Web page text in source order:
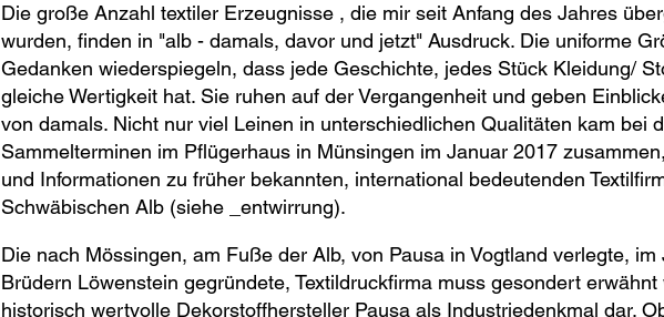
Die große Anzahl textiler Erzeugnisse , die mir seit Anfang des Jahres
wurden, finden in "alb - damals, davor und jetzt" Ausdruck. Die uniforme
Gedanken wiederspiegeln, dass jede Geschichte, jedes Stück Kleidung/
gleiche Wertigkeit hat. Sie ruhen auf der Vergangenheit und geben
von damals. Nicht nur viel Leinen in unterschiedlichen Qualitäten kam bei
Sammelterminen im Pflügerhaus in Münsingen im Januar 2017
und Informationen zu früher bekannten, international bedeutenden
Schwäbischen Alb (siehe _entwirrung).
Die nach Mössingen, am Fuße der Alb, von Pausa in Vogtland verlegte,
Brüdern Löwenstein gegründete, Textildruckfirma muss gesondert
historisch wertvolle Dekorstoffhersteller Pausa als Industriedenkmal dar.